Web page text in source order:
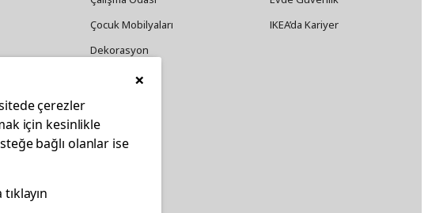
Çocuk Mobilyaları
Dekorasyon
Züccaciye
IKEA’da Kariyer
×
çerezler
için kesinlikle
bağlı olanlar ise